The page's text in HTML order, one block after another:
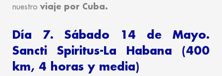
nuestro viaje por Cuba.
Día 7. Sábado 14 de Mayo.
Sancti Spiritus-La Habana (400
km, 4 horas y media)